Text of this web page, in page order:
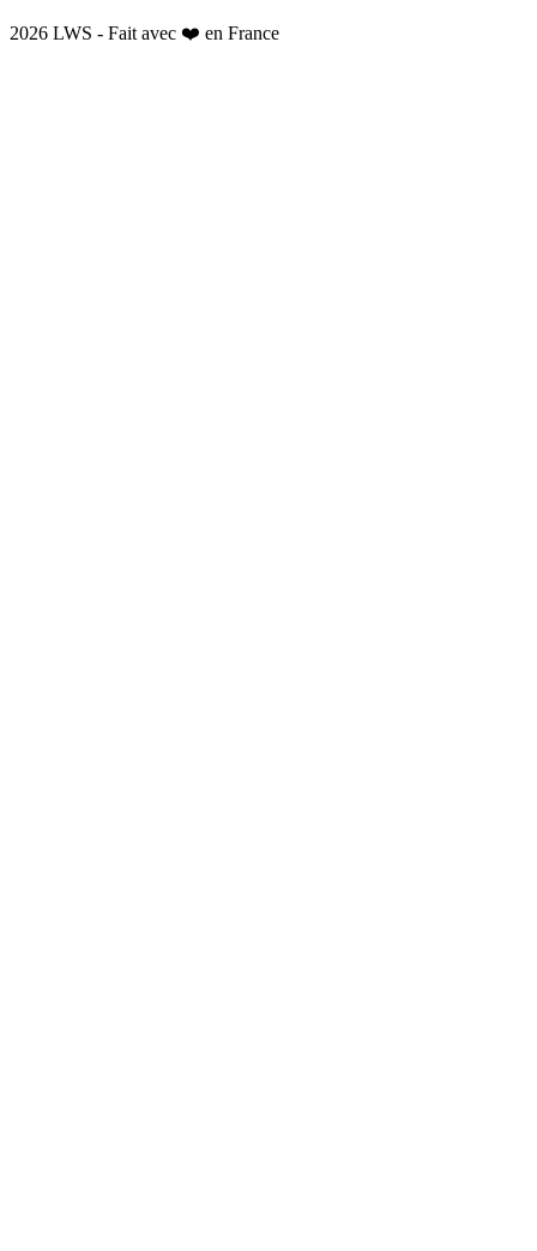
2026 LWS - Fait avec ❤️ en France